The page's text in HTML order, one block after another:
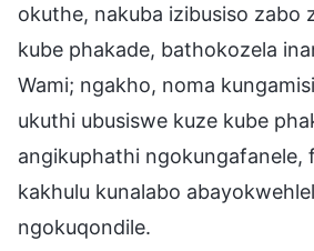
okuthe, nakuba izibusiso zabo
kube phakade, bathokozela
Wami; ngakho, noma
ukuthi ubusiswe kuze kube
angikuphathi ngokungafanele,
kakhulu kunalabo
ngokuqondile.